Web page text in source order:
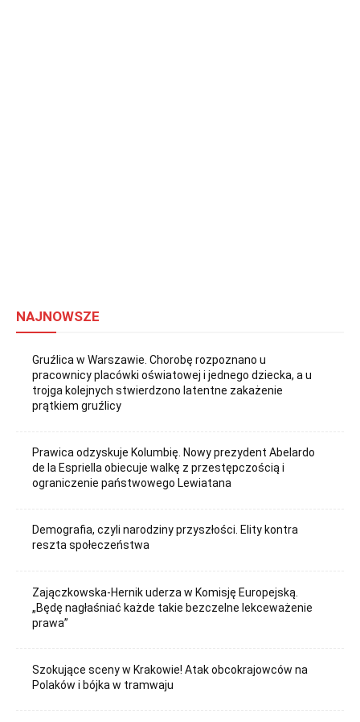
NAJNOWSZE
Gruźlica w Warszawie. Chorobę rozpoznano u
pracownicy placówki oświatowej i jednego dziecka, a u
trojga kolejnych stwierdzono latentne zakażenie
prątkiem gruźlicy
Prawica odzyskuje Kolumbię. Nowy prezydent Abelardo
de la Espriella obiecuje walkę z przestępczością i
ograniczenie państwowego Lewiatana
Demografia, czyli narodziny przyszłości. Elity kontra
reszta społeczeństwa
Zajączkowska-Hernik uderza w Komisję Europejską.
„Będę nagłaśniać każde takie bezczelne lekceważenie
prawa”
Szokujące sceny w Krakowie! Atak obcokrajowców na
Polaków i bójka w tramwaju